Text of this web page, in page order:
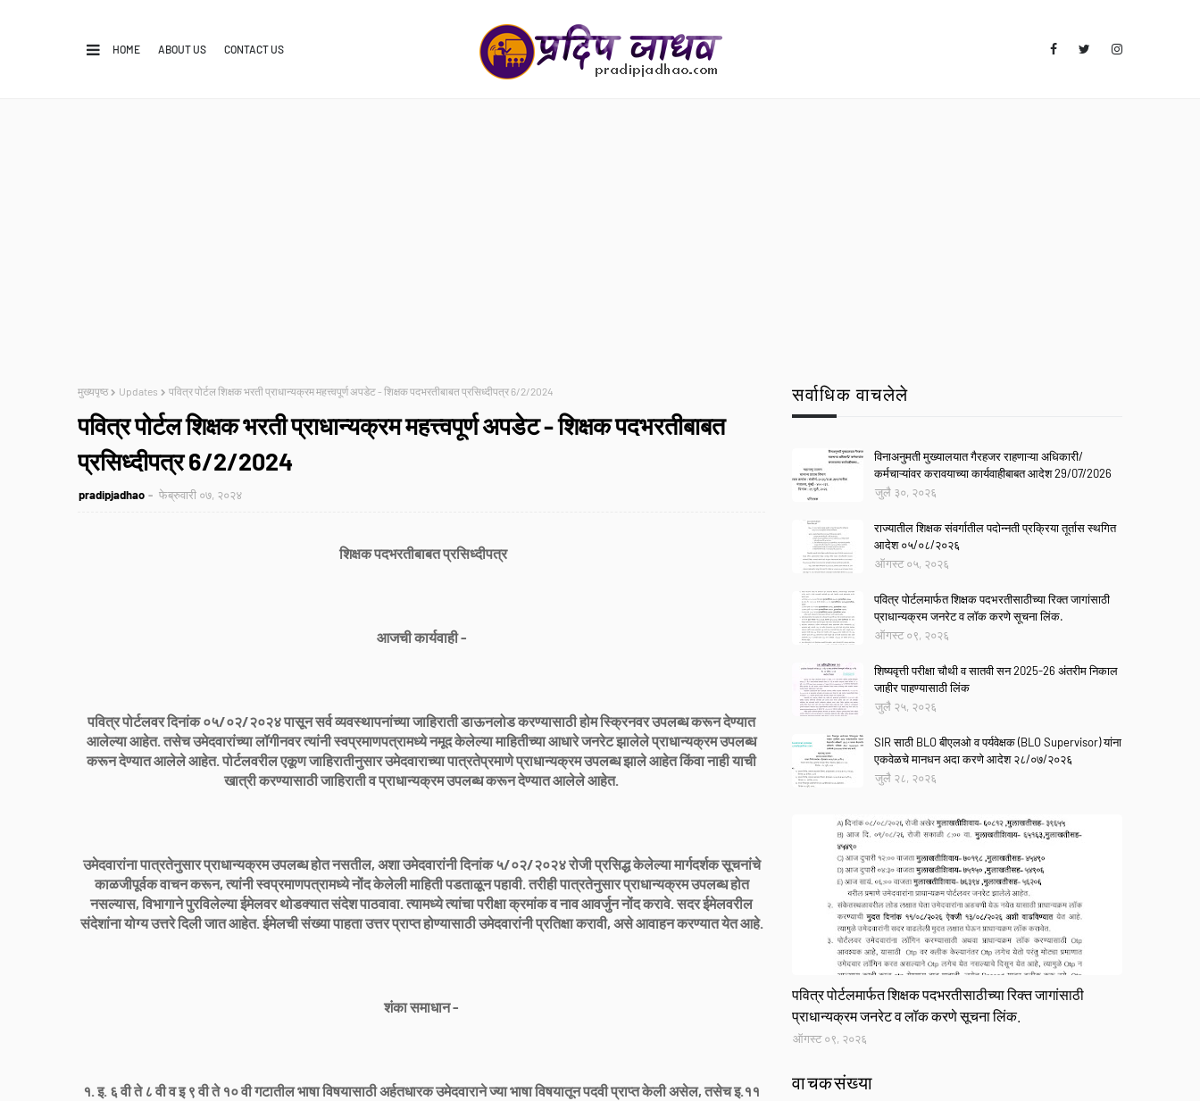
HOME ABOUT US CONTACT US
मुख्यपृष्ठ Updates पवित्र पोर्टल शिक्षक भरती प्राधान्यक्रम महत्त्वपूर्ण अपडेट - शिक्षक पदभरतीबाबत प्रसिध्दीपत्र 6/2/2024
पवित्र पोर्टल शिक्षक भरती प्राधान्यक्रम महत्त्वपूर्ण अपडेट - शिक्षक पदभरतीबाबत
प्रसिध्दीपत्र 6/2/2024
pradipjadhao फेब्रुवारी ०७, २०२४
शिक्षक पदभरतीबाबत प्रसिध्दीपत्र
आजची कार्यवाही -
पवित्र पोर्टलवर दिनांक ०५/०२/२०२४ पासून सर्व व्यवस्थापनांच्या जाहिराती डाऊनलोड करण्यासाठी होम स्क्रिनवर उपलब्ध करून देण्यात
आलेल्या आहेत. तसेच उमेदवारांच्या लॉगीनवर त्यांनी स्वप्रमाणपत्रामध्ये नमूद केलेल्या माहितीच्या आधारे जनरेट झालेले प्राधान्यक्रम उपलब्ध
करून देण्यात आलेले आहेत. पोर्टलवरील एकूण जाहिरातीनुसार उमेदवाराच्या पात्रतेप्रमाणे प्राधान्यक्रम उपलब्ध झाले आहेत किंवा नाही याची
खात्री करण्यासाठी जाहिराती व प्राधान्यक्रम उपलब्ध करून देण्यात आलेले आहेत.
उमेदवारांना पात्रतेनुसार प्राधान्यक्रम उपलब्ध होत नसतील, अशा उमेदवारांनी दिनांक ५/०२/२०२४ रोजी प्रसिद्ध केलेल्या मार्गदर्शक सूचनांचे
काळजीपूर्वक वाचन करून, त्यांनी स्वप्रमाणपत्रामध्ये नोंद केलेली माहिती पडताळून पहावी. तरीही पात्रतेनुसार प्राधान्यक्रम उपलब्ध होत
नसल्यास, विभागाने पुरविलेल्या ईमेलवर थोडक्यात संदेश पाठवावा. त्यामध्ये त्यांचा परीक्षा क्रमांक व नाव आवर्जुन नोंद करावे. सदर ईमेलवरील
संदेशांना योग्य उत्तरे दिली जात आहेत. ईमेलची संख्या पाहता उत्तर प्राप्त होण्यासाठी उमेदवारांनी प्रतिक्षा करावी, असे आवाहन करण्यात येत आहे.
शंका समाधान -
१. इ. ६ वी ते ८ वी व इ ९ वी ते १० वी गटातील भाषा विषयासाठी अर्हतधारक उमेदवाराने ज्या भाषा विषयातून पदवी प्राप्त केली असेल, तसेच इ.११
सर्वाधिक वाचलेले
विनाअनुमती मुख्यालयात गैरहजर राहणाऱ्या अधिकारी/
कर्मचाऱ्यांवर करावयाच्या कार्यवाहीबाबत आदेश 29/07/2026
जुलै ३०, २०२६
राज्यातील शिक्षक संवर्गातील पदोन्नती प्रक्रिया तूर्तास स्थगित
आदेश ०५/०८/२०२६
ऑगस्ट ०५, २०२६
पवित्र पोर्टलमार्फत शिक्षक पदभरतीसाठीच्या रिक्त जागांसाठी
प्राधान्यक्रम जनरेट व लॉक करणे सूचना लिंक.
ऑगस्ट ०९, २०२६
शिष्यवृत्ती परीक्षा चौथी व सातवी सन 2025-26 अंतरीम निकाल
जाहीर पाहण्यासाठी लिंक
जुलै २५, २०२६
SIR साठी BLO बीएलओ व पर्यवेक्षक (BLO Supervisor) यांना
एकवेळचे मानधन अदा करणे आदेश २८/०७/२०२६
जुलै २८, २०२६
पवित्र पोर्टलमार्फत शिक्षक पदभरतीसाठीच्या रिक्त जागांसाठी
प्राधान्यक्रम जनरेट व लॉक करणे सूचना लिंक.
ऑगस्ट ०९, २०२६
वाचकसंख्या